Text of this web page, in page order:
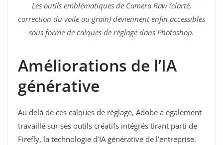
Les outils emblématiques de Camera Raw (clarté,
correction du voile ou grain) deviennent enfin accessibles
sous forme de calques de réglage dans Photoshop.
Améliorations de l’IA
générative
Au delà de ces calques de réglage, Adobe a également
travaillé sur ses outils créatifs intégrés tirant parti de
Firefly, la technologie d’IA générative de l’entreprise.